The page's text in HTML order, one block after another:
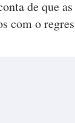
de que
com o